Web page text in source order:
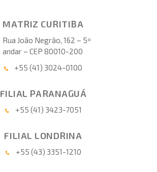
MATRIZ CURITIBA
Rua João Negrão, 162 – 5º
andar – CEP 80010-200
+55 (41) 3024-0100
FILIAL PARANAGUÁ
+55 (41) 3423-7051
FILIAL LONDRINA
+55 (43) 3351-1210